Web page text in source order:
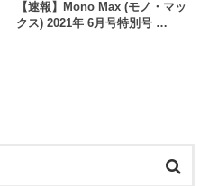
【速報】Mono Max (モノ・マッ
クス) 2021年 6月号特別号 …